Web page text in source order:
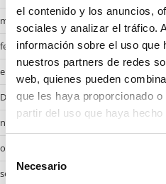
el contenido y los anuncios,
sociales y analizar el tráfico.
información sobre el uso que
nuestros partners de redes
web, quienes pueden
que les haya proporcionado
partir del uso que haya
Necesario
marzo 2025
febrero 2025
enero 2025
Desembre 2024
noviembre 2024
octubre 2024
septiembre 2024